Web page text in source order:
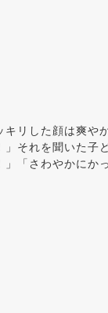
キリした顔は爽や
」それを聞いた子
」「さわやかにか